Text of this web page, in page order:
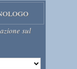
sul